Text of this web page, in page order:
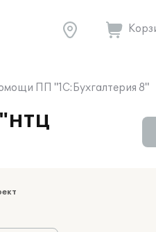
ПП "1С:Бухгалтерия 8"
"НТЦ